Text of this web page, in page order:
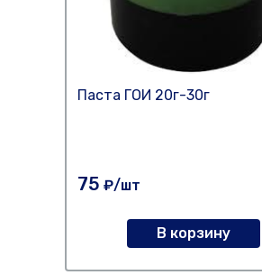
Паста ГОИ 20г-30г
75 ₽/шт
В корзину